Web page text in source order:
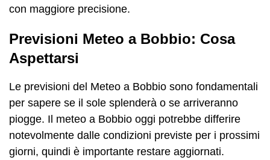
con maggiore precisione.
Previsioni Meteo a Bobbio: Cosa
Aspettarsi
Le previsioni del Meteo a Bobbio sono fondamentali
per sapere se il sole splenderà o se arriveranno
piogge. Il meteo a Bobbio oggi potrebbe differire
notevolmente dalle condizioni previste per i prossimi
giorni, quindi è importante restare aggiornati.